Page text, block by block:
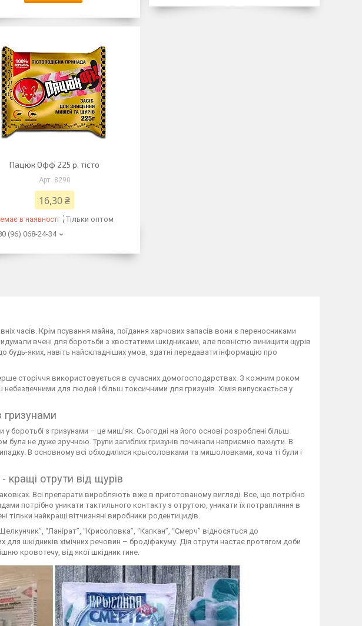
Пацюк Офф 225 р. тісто
8290
16,30 ₴
в наявності
Тільки оптом
(96) 068-24-34
часів. Крім псування майна, поїдання харчових запасів вони є переносниками
вчені для боротьби з хвостатими шкідниками, але повністю винищити щурів
будь-яких, навіть найскладніших умов, здатні передавати інформацію про
сторіччя використовується в сучасних домогосподарствах. З кожним роком
для людей і більш токсичними для гризунів. Хімія випускається у
гризунами
боротьбі з гризунами – це миш'як. Сьогодні на його основі розроблені більш
не дуже зручною. Трупи загиблих гризунів починали неприємно пахнути. В
В основному всі обходилися крысоловками та мишоловками, хоча ті були і
кращі отрути від щурів
Всі препарати виробляють вже в приготованому вигляді. Все, що потрібно
потрібно уникати тактильного контакту з отрутою, уникати їх потрапляння в
тільки найкращі вітчизняні виробники родентицидів.
“Ланірат”, “Крисоловка”, “Капкан”, “Смерч” відносяться до
шкідників хімічних речовин – бродіфакуму. Дія отрути настає протягом доби
кровотечу, від якої шкідник гине.